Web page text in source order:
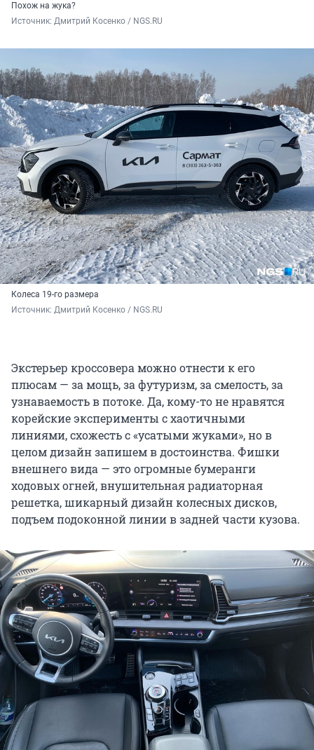
Похож на жука?
Источник: Дмитрий Косенко / NGS.RU
Колеса 19-го размера
Источник: Дмитрий Косенко / NGS.RU
Экстерьер кроссовера можно отнести к его
плюсам — за мощь, за футуризм, за смелость, за
узнаваемость в потоке. Да, кому-то не нравятся
корейские эксперименты с хаотичными
линиями, схожесть с «усатыми жуками», но в
целом дизайн запишем в достоинства. Фишки
внешнего вида — это огромные бумеранги
ходовых огней, внушительная радиаторная
решетка, шикарный дизайн колесных дисков,
подъем подоконной линии в задней части кузова.